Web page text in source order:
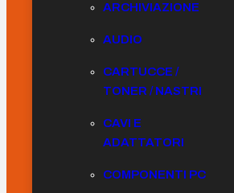
ARCHIVIAZIONE
AUDIO
CARTUCCE /
TONER / NASTRI
CAVI E
ADATTATORI
COMPONENTI PC